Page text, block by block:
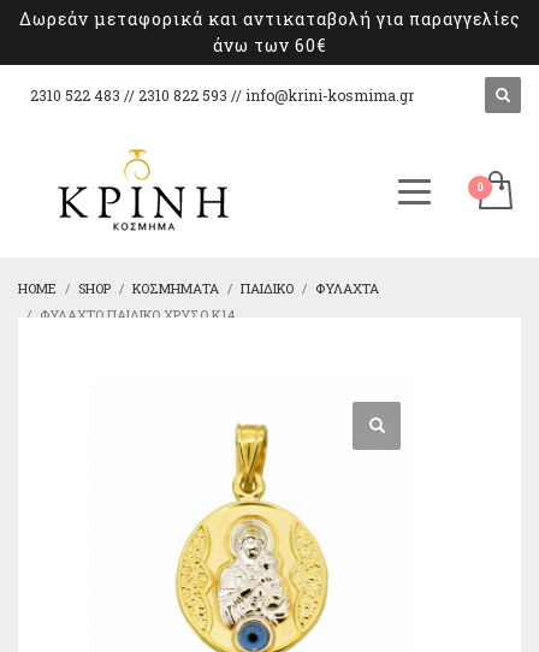
Δωρεάν μεταφορικά και αντικαταβολή για παραγγελίες
άνω των 60€
2310 522 483 // 2310 822 593 // info@krini-kosmima.gr
HOME SHOP ΚΟΣΜΉΜΑΤΑ ΠΑΙΔΙΚΌ
ΦΥΛΑΧΤΆ
ΦΥΛΑΧΤΌ ΠΑΙΔΙΚΌ ΧΡΥΣΌ K14